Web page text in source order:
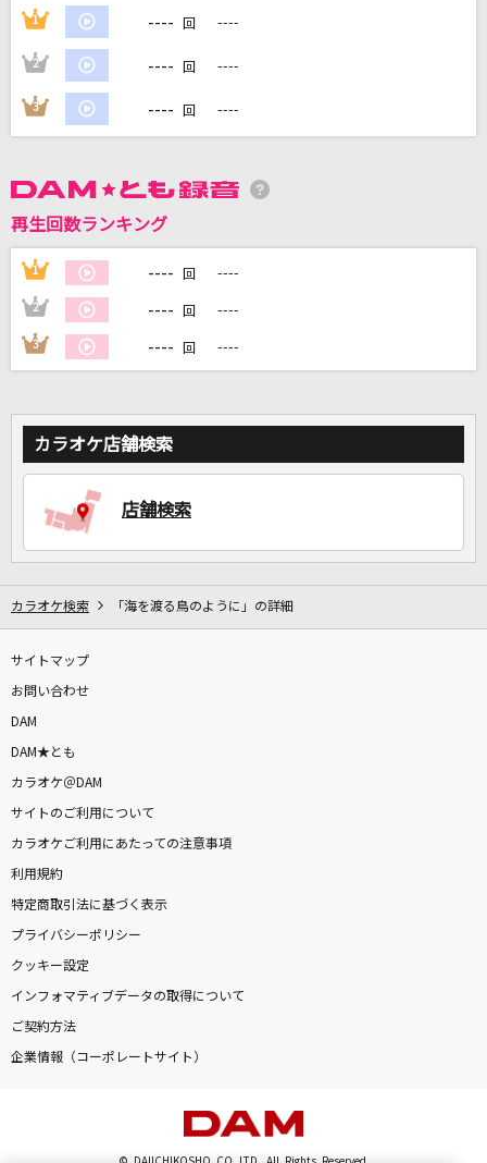
[オリカラ]化身
福山雅治
カラオケをもっと楽しもう！
家族や友達と一緒に！練習にも！
1 ---- 回 ----
2 ---- 回 ----
3 ---- 回 ----
再生回数ランキング
1 ---- 回 ----
2 ---- 回 ----
3 ---- 回 ----
カラオケ店舗検索
店舗検索
カラオケ検索 「海を渡る鳥のように」の詳細
サイトマップ
お問い合わせ
DAM
DAM★とも
カラオケ＠DAM
サイトのご利用について
カラオケご利用にあたっての注意事項
利用規約
特定商取引法に基づく表示
プライバシーポリシー
クッキー設定
インフォマティブデータの取得について
ご契約方法
企業情報（コーポレートサイト）
© DAIICHIKOSHO CO.,LTD. All Rights Reserved.